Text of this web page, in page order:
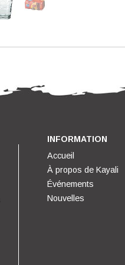
INFORMATION
Accueil
À propos de Kayali
Événements
Nouvelles